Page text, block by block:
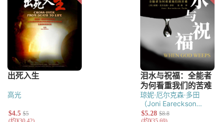
高光
琼妮·厄尔克森·多田
（Joni Eareckson
Tada）